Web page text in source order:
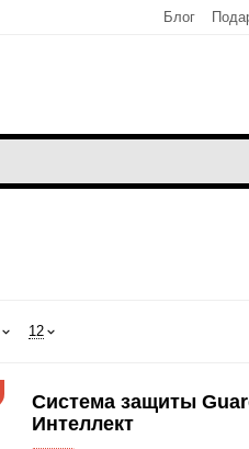
Блог
12
Система защиты
Интеллект